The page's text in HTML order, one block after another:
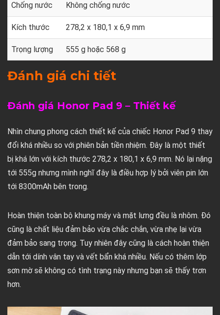
Chống nước Không chống nước
Kích thước 278,2 x 180,1 x 6,9 mm
Trọng lượng 555 g hoặc 568 g
Đánh giá chi tiết
Đánh giá Honor Pad 9 – Thiết kế
Nhìn chung phong cách thiết kế của chiếc Honor Pad 9 thay
đổi khá nhiều so với phiên bản tiền nhiệm. Đây là một thiết
bị khá lớn với kích thước 278,2 x 180,1 x 6,9 mm. Nó lại nặng
tới 555g nhưng mình nghĩ đây là điều hợp lý bởi viên pin lớn
tới 8300mAh bên trong.
Hoàn thiện toàn bộ khung máy và mặt lưng đều là nhôm. Đó
cũng là chất liệu đảm bảo vừa chắc chắn, vừa nhẹ lại vừa
đảm bảo sang trọng. Tuy nhiên đây cũng là cách hoàn thiện
dẫn tới dính vân tay và vết bẩn khá nhiều. Nếu có thêm lớp
sơn mờ sẽ không có tình trạng này nhưng bạn sẽ thấy trơn
hơn.